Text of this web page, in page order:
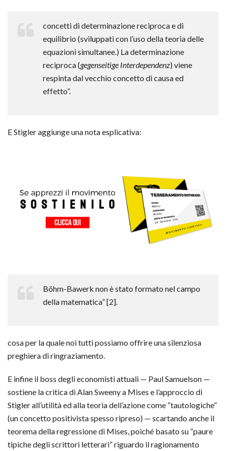
concetti di determinazione reciproca e di
equilibrio (sviluppati con l’uso della teoria delle
equazioni simultanee.) La determinazione
reciproca (gegenseitige Interdependenz) viene
respinta dal vecchio concetto di causa ed
effetto”.
E Stigler aggiunge una nota esplicativa:
Böhm-Bawerk non è stato formato nel campo
della matematica” [2].
cosa per la quale noi tutti possiamo offrire una silenziosa
preghiera di ringraziamento.
E infine il boss degli economisti attuali — Paul Samuelson —
sostiene la critica di Alan Sweeny a Mises e l’approccio di
Stigler all’utilità ed alla teoria dell’azione come “tautologiche”
(un concetto positivista spesso ripreso) — scartando anche il
teorema della regressione di Mises, poiché basato su “paure
tipiche degli scrittori letterari” riguardo il ragionamento